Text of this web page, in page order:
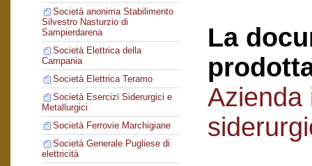
Società anonima Stabilimento
Silvestro Nasturzio di
Sampierdarena
Società Elettrica della
Campania
Società Elettrica Teramo
Società Esercizi Siderurgici e
Metallurgici
Società Ferrovie Marchigiane
Società Generale Pugliese di
elettricità
La
Azienda